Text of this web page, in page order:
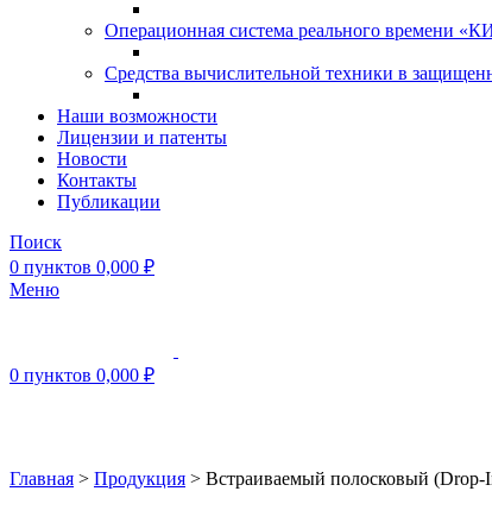
Операционная система реального времени
Средства вычислительной техники в
Наши возможности
Лицензии и патенты
Новости
Контакты
Публикации
Поиск
0 пунктов 0,000 ₽
Меню
0 пунктов 0,000 ₽
Главная > Продукция > Встраиваемый полосковый